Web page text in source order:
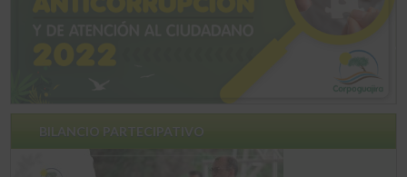
BILANCIO PARTECIPATIVO